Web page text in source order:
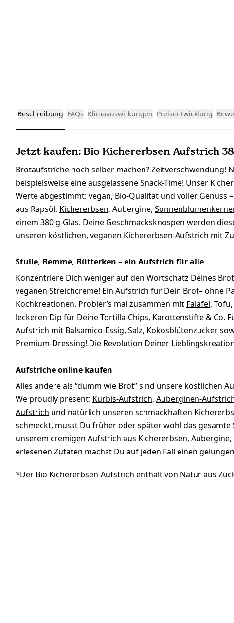
Beschreibung FAQs Klimaauswirkungen Preisentwicklung
Jetzt kaufen: Bio Kichererbsen Aufstrich
Brotaufstriche noch selber machen? Zeitverschwendung!
beispielsweise eine ausgelassene Snack-Time! Unser
Werte abgestimmt: vegan, Bio-Qualität und voller Genuss
aus Rapsöl, Kichererbsen, Aubergine,
einem 380 g-Glas. Deine Geschmacksknospen werden
unseren köstlichen, veganen Kichererbsen-Aufstrich mit
Stulle, Bemme, Bütterken – ein Aufstrich für alle
Konzentriere Dich weniger auf den Wortschatz Deines
veganen Streichcreme! Ein Aufstrich für Dein Brot– ohne
Kochkreationen. Probier’s mal zusammen mit Falafel, Tofu,
leckeren Dip für Deine Tortilla-Chips, Karottenstifte & Co.
Aufstrich mit Balsamico-Essig, Salz, Kokosblütenzucker
Premium-Dressing! Die Revolution Deiner
Aufstriche online kaufen
Alles andere als “dumm wie Brot” sind unsere köstlichen
We proudly present: Kürbis-Aufstrich, Auberginen-
Aufstrich und natürlich unseren schmackhaften
schmeckt, musst Du früher oder später wohl das
unserem cremigen Aufstrich aus Kichererbsen,
erlesenen Zutaten machst Du auf jeden Fall einen
*Der Bio Kichererbsen-Aufstrich enthält von Natur aus